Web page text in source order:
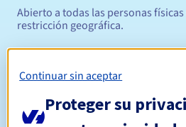
Abierto a todas las personas
restricción geográfica.
Continuar sin aceptar
Proteger su